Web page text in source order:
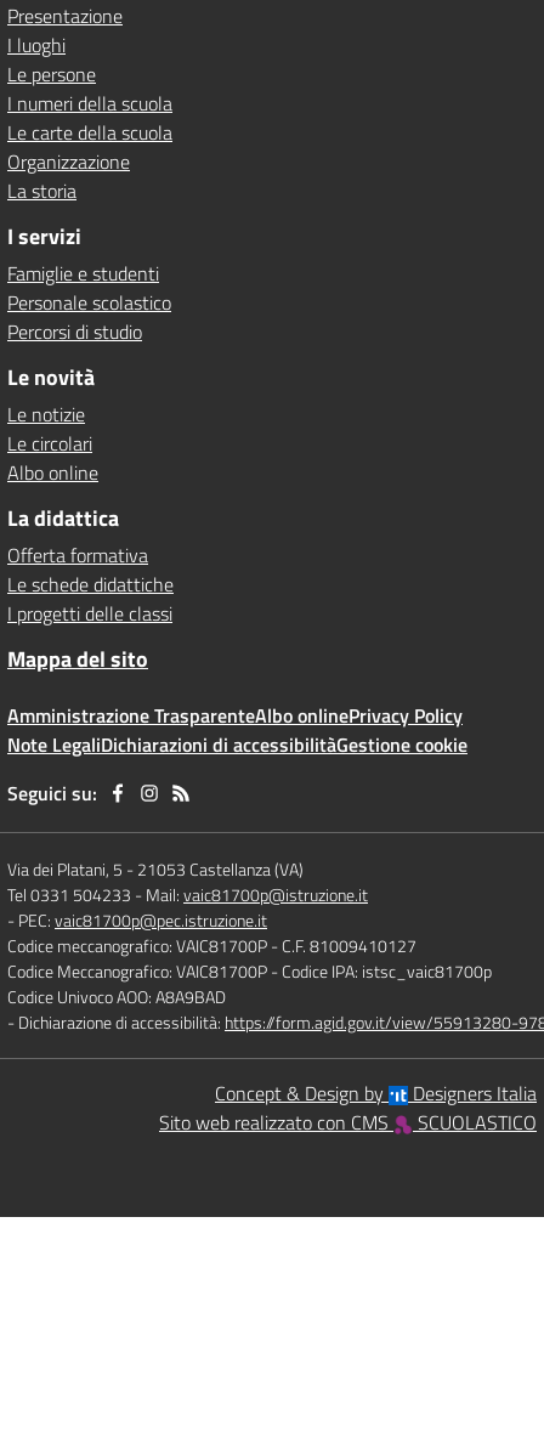
Presentazione
I luoghi
Le persone
I numeri della scuola
Le carte della scuola
Organizzazione
La storia
I servizi
Famiglie e studenti
Personale scolastico
Percorsi di studio
Le novità
Le notizie
Le circolari
Albo online
La didattica
Offerta formativa
Le schede didattiche
I progetti delle classi
Mappa del sito
Amministrazione TrasparenteAlbo onlinePrivacy Policy
Note LegaliDichiarazioni di accessibilitàGestione cookie
Seguici su:
Via dei Platani, 5 -21053 Castellanza (VA)
Tel 0331 504233 - Mail:vaic81700p@istruzione.it
- PEC:vaic81700p@pec.istruzione.it
Codice meccanografico: VAIC81700P- C.F. 81009410127
Codice Meccanografico: VAIC81700P- Codice IPA: istsc_vaic81700p
Codice Univoco AOO: A8A9BAD
- Dichiarazione di accessibilità: https://form.agid.gov.it/view/55913280-
Concept & Design by
Designers Italia
Sito web realizzato con CMS
SCUOLASTICO